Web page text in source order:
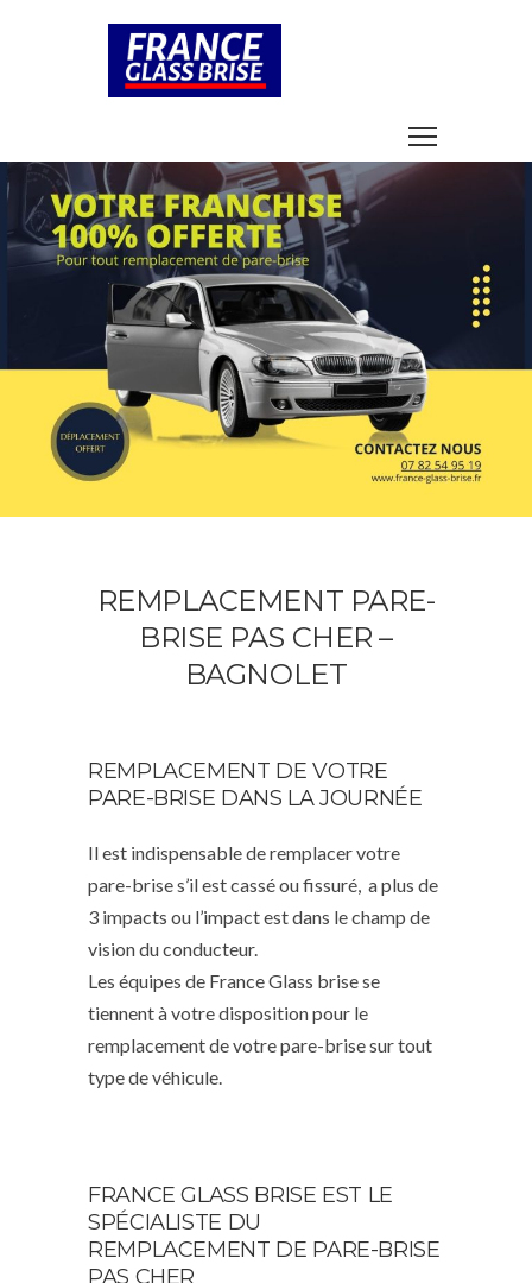
REMPLACEMENT PARE-
BRISE PAS CHER –
BAGNOLET
REMPLACEMENT DE VOTRE
PARE-BRISE DANS LA JOURNÉE
Il est indispensable de remplacer votre
pare-brise s’il est cassé ou fissuré, a plus de
3 impacts ou l’impact est dans le champ de
vision du conducteur.
Les équipes de France Glass brise se
tiennent à votre disposition pour le
remplacement de votre pare-brise sur tout
type de véhicule.
FRANCE GLASS BRISE EST LE
SPÉCIALISTE DU
REMPLACEMENT DE PARE-BRISE
PAS CHER